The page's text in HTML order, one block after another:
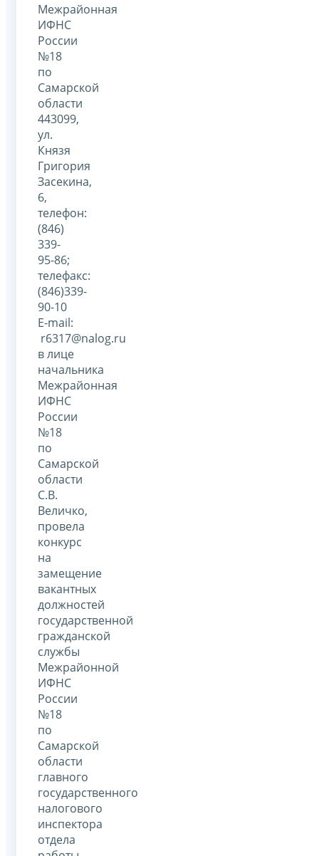
Межрайонная
ИФНС
России
№18
по
Самарской
области
443099,
ул.
Князя
Григория
Засекина,
6,
телефон:
(846)
339-
95-86;
телефакс:
(846)339-
90-10
E-mail:
r6317@nalog.ru
в лице
начальника
Межрайонная
ИФНС
России
№18
по
Самарской
области
С.В.
Величко,
провела
конкурс
на
замещение
вакантных
должностей
государственной
гражданской
службы
Межрайонной
ИФНС
России
№18
по
Самарской
области
главного
государственного
налогового
инспектора
отдела